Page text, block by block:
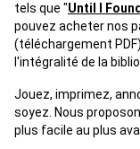
tels que "Until I
pouvez acheter nos
(téléchargement
l'intégralité de la
Jouez, imprimez,
soyez. Nous
plus facile au plus